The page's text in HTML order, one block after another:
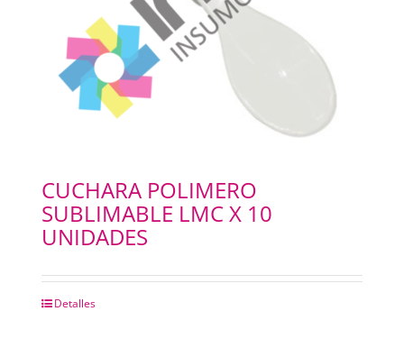
CUCHARA POLIMERO
SUBLIMABLE LMC X 10
UNIDADES
Detalles